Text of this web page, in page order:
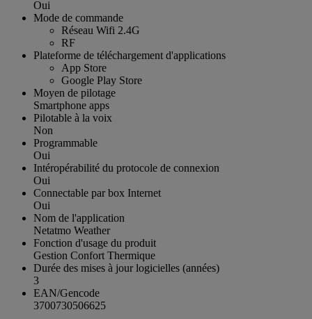
Oui
Mode de commande
Réseau Wifi 2.4G
RF
Plateforme de téléchargement d'applications
App Store
Google Play Store
Moyen de pilotage
Smartphone apps
Pilotable à la voix
Non
Programmable
Oui
Intéropérabilité du protocole de connexion
Oui
Connectable par box Internet
Oui
Nom de l'application
Netatmo Weather
Fonction d'usage du produit
Gestion Confort Thermique
Durée des mises à jour logicielles (années)
3
EAN/Gencode
3700730506625